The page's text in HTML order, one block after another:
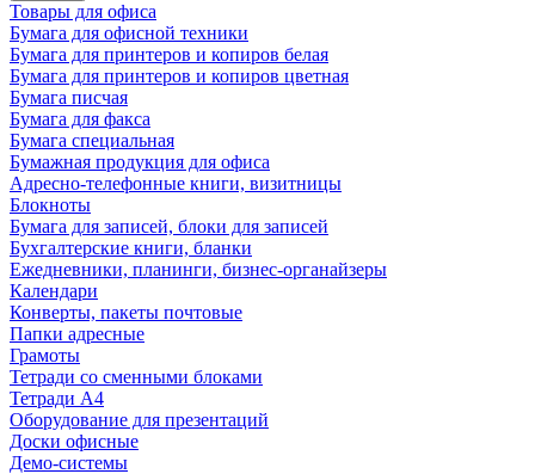
Товары для офиса
Бумага для офисной техники
Бумага для принтеров и копиров белая
Бумага для принтеров и копиров цветная
Бумага писчая
Бумага для факса
Бумага специальная
Бумажная продукция для офиса
Адресно-телефонные книги, визитницы
Блокноты
Бумага для записей, блоки для записей
Бухгалтерские книги, бланки
Ежедневники, планинги, бизнес-органайзеры
Календари
Конверты, пакеты почтовые
Папки адресные
Грамоты
Тетради со сменными блоками
Тетради А4
Оборудование для презентаций
Доски офисные
Демо-системы